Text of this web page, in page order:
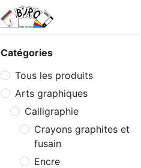
Catégories
Tous les produits
Arts graphiques
Calligraphie
Crayons graphites et
fusain
Encre